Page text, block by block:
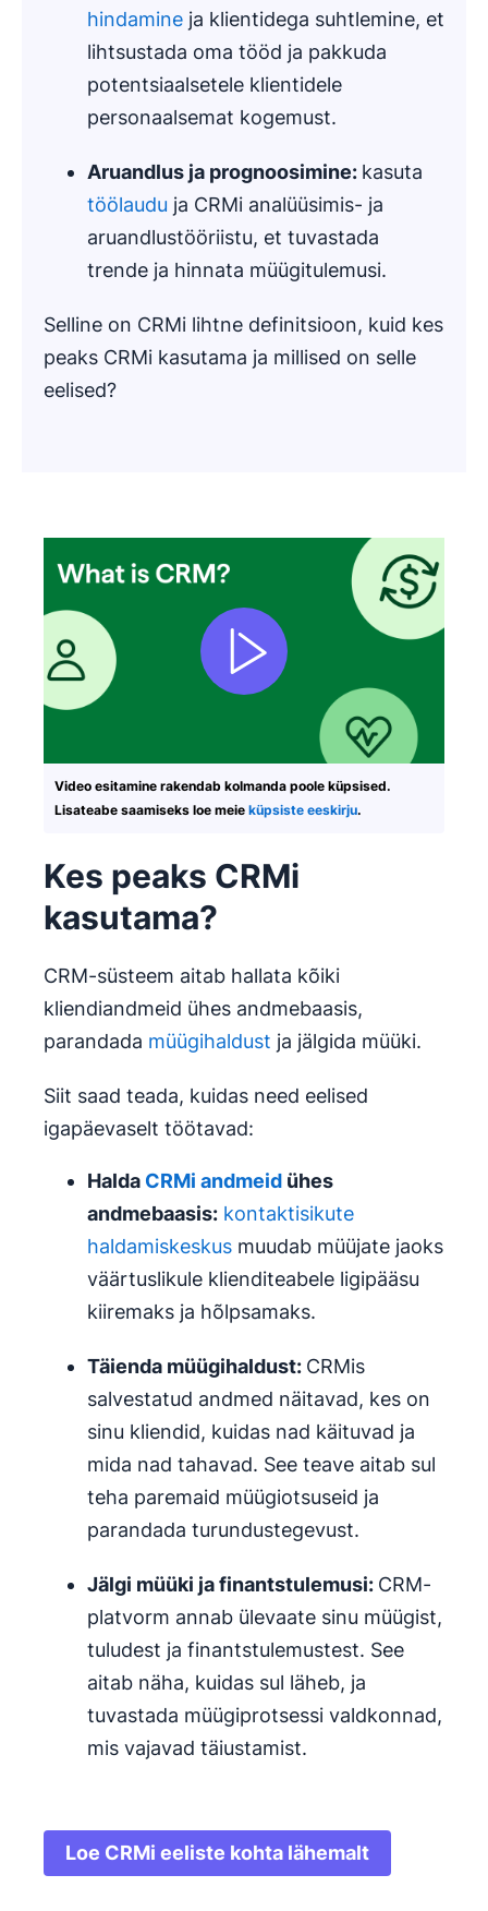
hindamine ja klientidega suhtlemine, et
lihtsustada oma tööd ja pakkuda
potentsiaalsetele klientidele
personaalsemat kogemust.
Aruandlus ja prognoosimine: kasuta
töölaudu ja CRMi analüüsimis- ja
aruandlustööriistu, et tuvastada
trende ja hinnata müügitulemusi.
Selline on CRMi lihtne definitsioon, kuid kes
peaks CRMi kasutama ja millised on selle
eelised?
Video esitamine rakendab kolmanda poole küpsised.
Lisateabe saamiseks loe meie küpsiste eeskirju.
Kes peaks CRMi
kasutama?
CRM-süsteem aitab hallata kõiki
kliendiandmeid ühes andmebaasis,
parandada müügihaldust ja jälgida müüki.
Siit saad teada, kuidas need eelised
igapäevaselt töötavad:
Halda CRMi andmeid ühes
andmebaasis: kontaktisikute
haldamiskeskus muudab müüjate jaoks
väärtuslikule klienditeabele ligipääsu
kiiremaks ja hõlpsamaks.
Täienda müügihaldust: CRMis
salvestatud andmed näitavad, kes on
sinu kliendid, kuidas nad käituvad ja
mida nad tahavad. See teave aitab sul
teha paremaid müügiotsuseid ja
parandada turundustegevust.
Jälgi müüki ja finantstulemusi: CRM-
platvorm annab ülevaate sinu müügist,
tuludest ja finantstulemustest. See
aitab näha, kuidas sul läheb, ja
tuvastada müügiprotsessi valdkonnad,
mis vajavad täiustamist.
Loe CRMi eeliste kohta lähemalt
Avaneb uues aknas